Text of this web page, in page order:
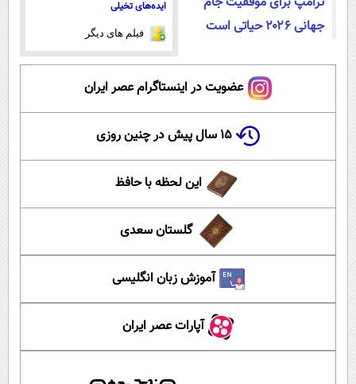
جهانی ۲۰۲۶ حیاتی است
ایده‌های تخیلی
فیلم های دیگر
عضویت در اینستاگرام عصر ایران
۱۵ سال پیش در چنین روزی
این لحظه با حافظ
گلستان سعدی
آموزش زبان انگلیسی
آپارات عصر ایران